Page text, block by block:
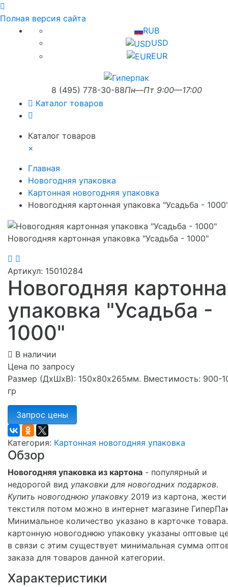
Полная версия сайта
RUB
USD
EUR
8 (495) 778-30-88Пн—Пт 9:00—17:00
Каталог товаров
Каталог товаров
×
Главная
Новогодняя упаковка
Картонная новогодняя упаковка
Новогодняя картонная упаковка "Усадьба -
Новогодняя картонная упаковка "Усадьба - 1000"
Артикул: 15010284
Новогодняя
упаковка "Усадьба -
1000"
В наличии
Цена по запросу
Размер (ДхШхВ): 150х80х265мм. Вместимость: 900-
гр
Категория: Картонная новогодняя упаковка
Обзор
Новогодняя упаковка из картона - популярный и
недорогой вид упаковки для новогодних подарков.
Купить новогоднюю упаковку 2019 из картона,
текстиля потом можно в интернет магазине
Минимальное количество указано в карточке
картонную новогоднюю упаковку указаны оптовые
в связи с этим существует минимальная сумма
заказа для товаров данной категории.
Характеристики